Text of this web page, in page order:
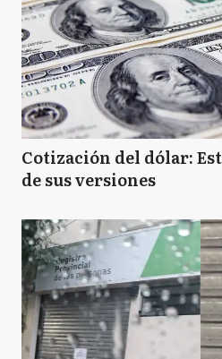
Cotización del dólar:
de sus versiones